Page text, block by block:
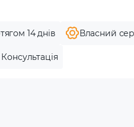
14 днів Власний
Консультація